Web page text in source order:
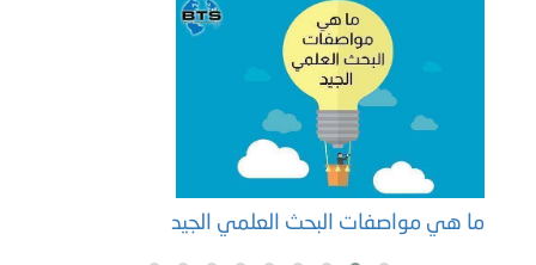
ما هي مواصفات البحث العلمي الجيد